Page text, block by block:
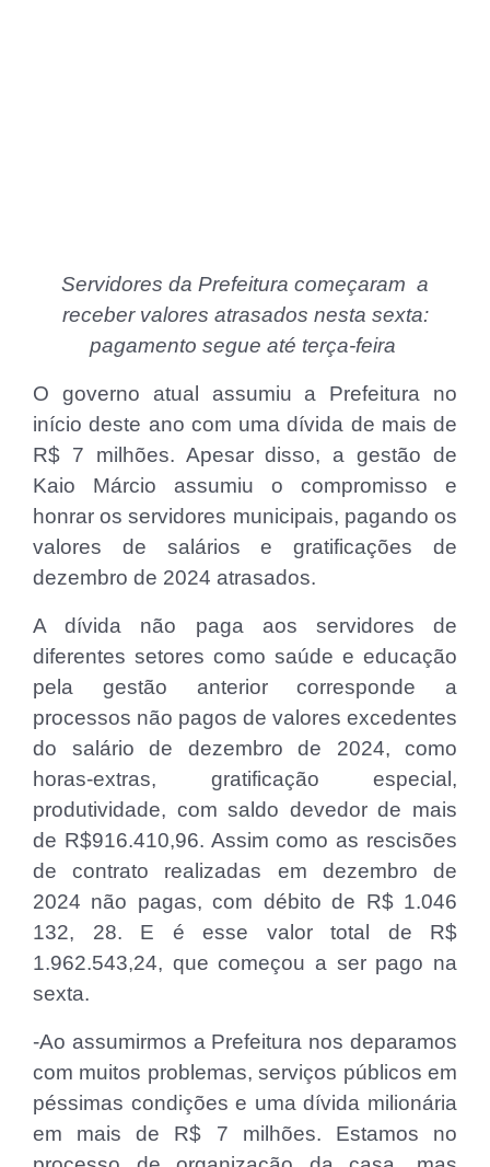
Servidores da Prefeitura começaram a
receber valores atrasados nesta sexta:
pagamento segue até terça-feira
O governo atual assumiu a Prefeitura no
início deste ano com uma dívida de mais de
R$ 7 milhões. Apesar disso, a gestão de
Kaio Márcio assumiu o compromisso e
honrar os servidores municipais, pagando os
valores de salários e gratificações de
dezembro de 2024 atrasados.
A dívida não paga aos servidores de
diferentes setores como saúde e educação
pela gestão anterior corresponde a
processos não pagos de valores excedentes
do salário de dezembro de 2024, como
horas-extras, gratificação especial,
produtividade, com saldo devedor de mais
de R$916.410,96. Assim como as rescisões
de contrato realizadas em dezembro de
2024 não pagas, com débito de R$ 1.046
132, 28. E é esse valor total de R$
1.962.543,24, que começou a ser pago na
sexta.
-Ao assumirmos a Prefeitura nos deparamos
com muitos problemas, serviços públicos em
péssimas condições e uma dívida milionária
em mais de R$ 7 milhões. Estamos no